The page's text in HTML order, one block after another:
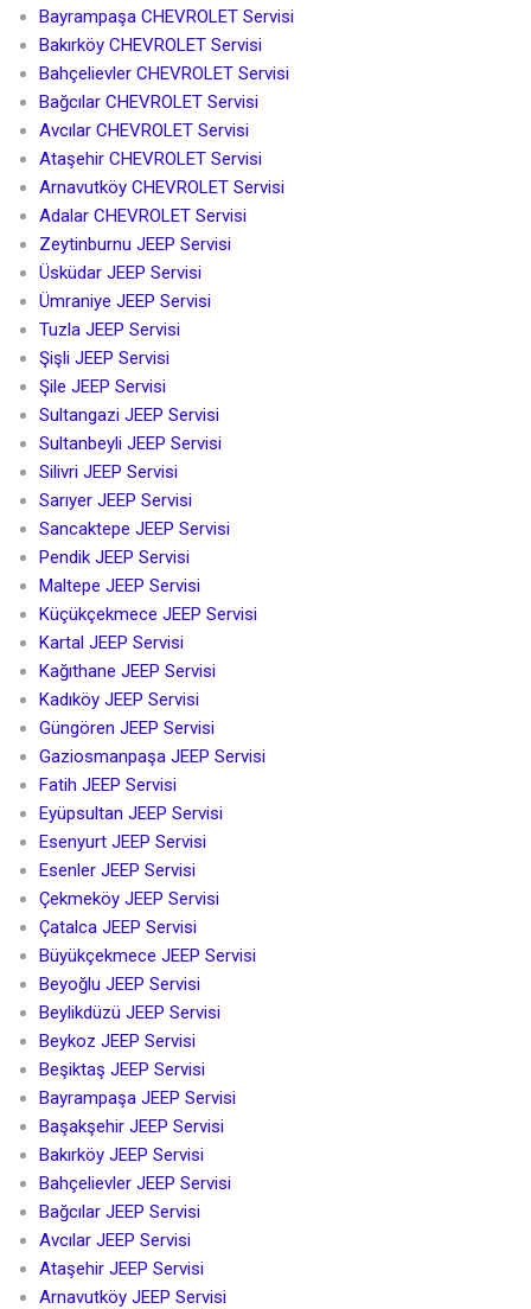
Bayrampaşa CHEVROLET Servisi
Bakırköy CHEVROLET Servisi
Bahçelievler CHEVROLET Servisi
Bağcılar CHEVROLET Servisi
Avcılar CHEVROLET Servisi
Ataşehir CHEVROLET Servisi
Arnavutköy CHEVROLET Servisi
Adalar CHEVROLET Servisi
Zeytinburnu JEEP Servisi
Üsküdar JEEP Servisi
Ümraniye JEEP Servisi
Tuzla JEEP Servisi
Şişli JEEP Servisi
Şile JEEP Servisi
Sultangazi JEEP Servisi
Sultanbeyli JEEP Servisi
Silivri JEEP Servisi
Sarıyer JEEP Servisi
Sancaktepe JEEP Servisi
Pendik JEEP Servisi
Maltepe JEEP Servisi
Küçükçekmece JEEP Servisi
Kartal JEEP Servisi
Kağıthane JEEP Servisi
Kadıköy JEEP Servisi
Güngören JEEP Servisi
Gaziosmanpaşa JEEP Servisi
Fatih JEEP Servisi
Eyüpsultan JEEP Servisi
Esenyurt JEEP Servisi
Esenler JEEP Servisi
Çekmeköy JEEP Servisi
Çatalca JEEP Servisi
Büyükçekmece JEEP Servisi
Beyoğlu JEEP Servisi
Beylikdüzü JEEP Servisi
Beykoz JEEP Servisi
Beşiktaş JEEP Servisi
Bayrampaşa JEEP Servisi
Başakşehir JEEP Servisi
Bakırköy JEEP Servisi
Bahçelievler JEEP Servisi
Bağcılar JEEP Servisi
Avcılar JEEP Servisi
Ataşehir JEEP Servisi
Arnavutköy JEEP Servisi